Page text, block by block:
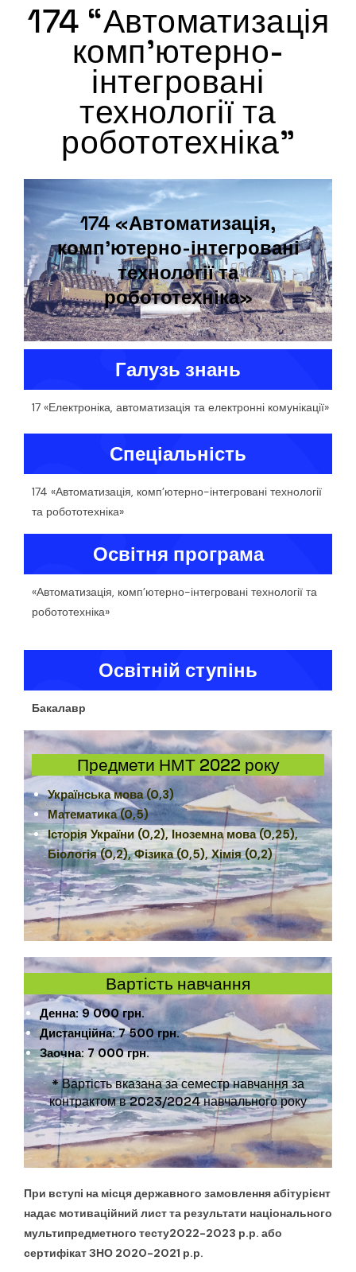
174 “Автоматизація
комп’ютерно-
інтегровані
технології та
робототехніка”
174 «Автоматизація,
комп’ютерно-інтегровані
технології та
робототехніка»
Галузь знань
17 «Електроніка, автоматизація та електронні комунікації»
Спеціальність
174 «Автоматизація, комп’ютерно-інтегровані технології
та робототехніка»
Освітня програма
«Автоматизація, комп’ютерно-інтегровані технології та
робототехніка»
Освітній ступінь
Бакалавр
Предмети НМТ 2022 року
Українська мова (0,3)
Математика (0,5)
Історія України (0,2), Іноземна мова (0,25),
Біологія (0,2), Фізика (0,5), Хімія (0,2)
Вартість навчання
Денна: 9 000 грн.
Дистанційна: 7 500 грн.
Заочна: 7 000 грн.
* Вартість вказана за семестр навчання за
контрактом в 2023/2024 навчального року
При вступі на місця державного замовлення абітурієнт
надає мотиваційний лист та результати національного
мультипредметного тесту2022-2023 р.р. або
сертифікат ЗНО 2020-2021 р.р.